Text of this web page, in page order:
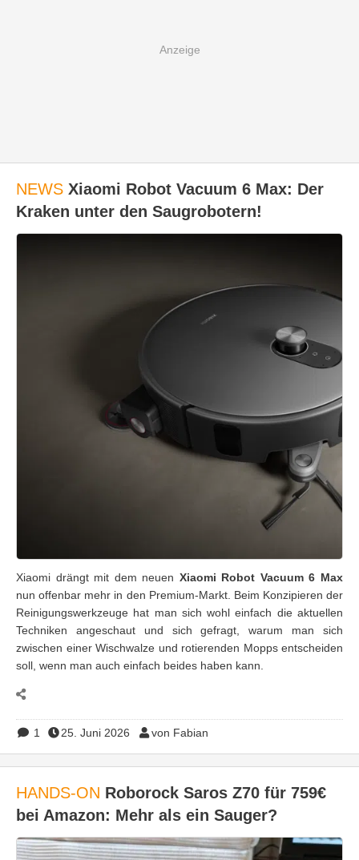
NEWS Xiaomi Robot Vacuum 6 Max: Der
Kraken unter den Saugrobotern!
Xiaomi drängt mit dem neuen Xiaomi Robot Vacuum 6 Max
nun offenbar mehr in den Premium-Markt. Beim Konzipieren der
Reinigungswerkzeuge hat man sich wohl einfach die aktuellen
Techniken angeschaut und sich gefragt, warum man sich
zwischen einer Wischwalze und rotierenden Mopps entscheiden
soll, wenn man auch einfach beides haben kann.
1 25. Juni 2026 von Fabian
HANDS-ON Roborock Saros Z70 für 759€
bei Amazon: Mehr als ein Sauger?